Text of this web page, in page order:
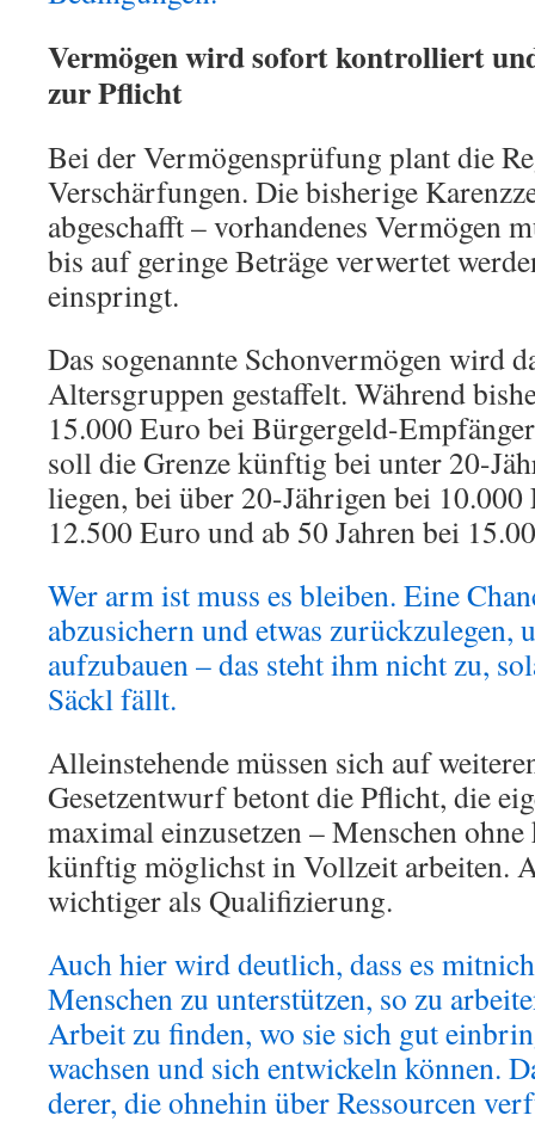
Vermögen wird sofort kontrolliert
zur Pflicht
Bei der Vermögensprüfung plant die
Verschärfungen. Die bisherige
abgeschafft – vorhandenes Vermögen
bis auf geringe Beträge verwertet
einspringt.
Das sogenannte Schonvermögen wird
Altersgruppen gestaffelt. Während
15.000 Euro bei Bürgergeld-
soll die Grenze künftig bei unter 20-
liegen, bei über 20-Jährigen bei 10.000
12.500 Euro und ab 50 Jahren bei
Wer arm ist muss es bleiben. Eine
abzusichern und etwas zurückzulegen,
aufzubauen – das steht ihm nicht zu,
Säckl fällt.
Alleinstehende müssen sich auf
Gesetzentwurf betont die Pflicht, die
maximal einzusetzen – Menschen
künftig möglichst in Vollzeit arbeiten.
wichtiger als Qualifizierung.
Auch hier wird deutlich, dass es
Menschen zu unterstützen, so zu
Arbeit zu finden, wo sie sich gut
wachsen und sich entwickeln können.
derer, die ohnehin über Ressourcen